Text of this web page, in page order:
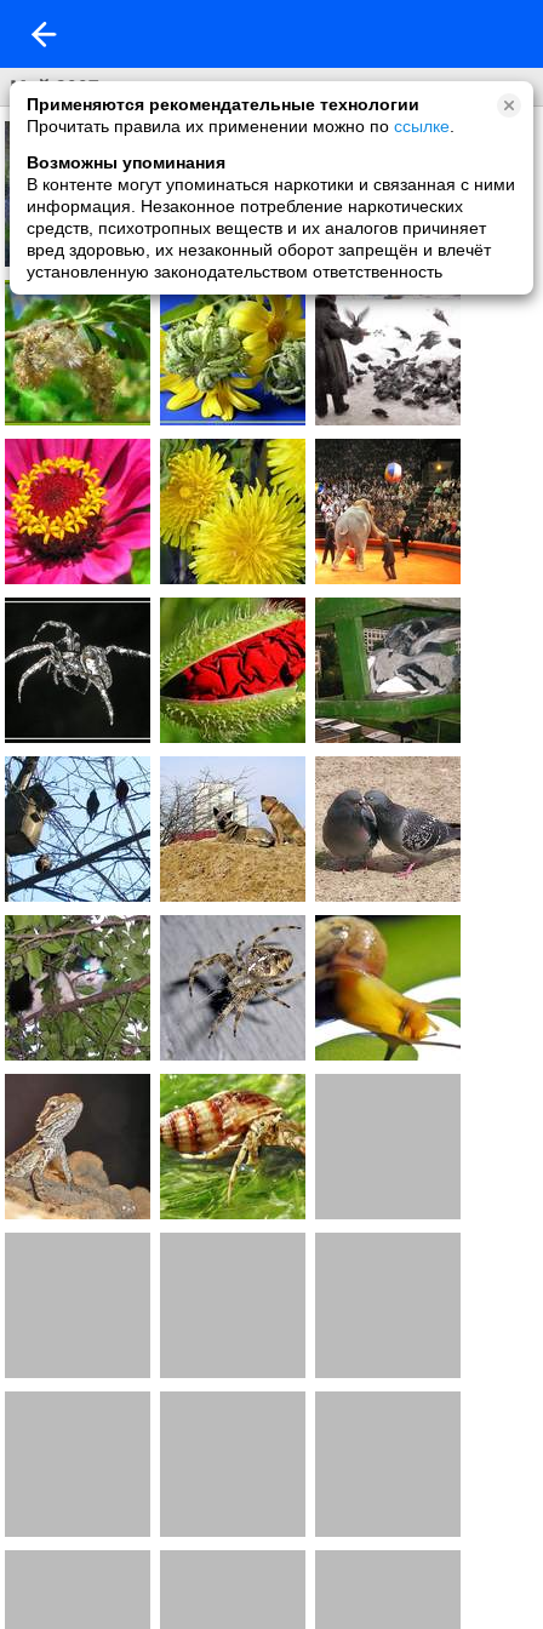
Применяются рекомендательные технологии
Прочитать правила их применении можно по ссылке
Возможны упоминания
В контенте могут упоминаться наркотики и связанная с ними
информация. Незаконное потребление наркотических
средств, психотропных веществ и их аналогов причиняет
вред здоровью, их незаконный оборот запрещён и влечёт
установленную законодательством ответственность
Май 2007